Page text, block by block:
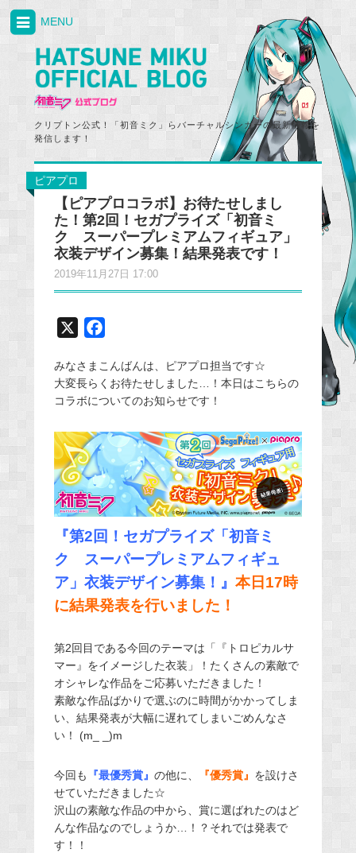
クリプトン公式！「初音ミク」らバーチャルシンガーの最新情報を
発信します！
MENU
ピアプロ
【ピアプロコラボ】お待たせしまし
た！第2回！セガプライズ「初音ミ
ク スーパープレミアムフィギュア」
衣装デザイン募集！結果発表です！
2019年11月27日 17:00
c
e
b
o
k
みなさまこんばんは、ピアプロ担当です☆
大変長らくお待たせしました…！本日はこちらの
コラボについてのお知らせです！
『第2回！セガプライズ「初音ミ
ク スーパープレミアムフィギュ
ア」衣装デザイン募集！』 本日17時
に結果発表を行いました！
第2回目である今回のテーマは「『トロピカルサ
マー』をイメージした衣装」！たくさんの素敵で
オシャレな作品をご応募いただきました！
素敵な作品ばかりで選ぶのに時間がかかってしま
い、結果発表が大幅に遅れてしまいごめんなさ
い！ (m_ _)m
今回も 『最優秀賞』 の他に、 『優秀賞』 を設けさ
せていただきました☆
沢山の素敵な作品の中から、賞に選ばれたのはど
んな作品なのでしょうか…！？それでは発表で
す！！